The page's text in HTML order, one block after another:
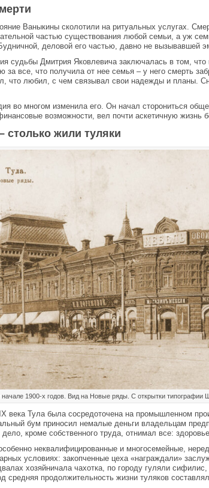
Ваныкины сколотили на ритуальных услугах.
частью существования любой семьи, а уж
деловой его частью, давно не вызывавшей
судьбы Дмитрия Яковлевича заключалась в том,
за все, что получила от нее семья – у него смерть
что любил, с чем связывал свои надежды и планы.
во многом изменила его. Он начал сторониться
возможности, вел почти аскетичную жизнь
столько жили туляки
начале 1900-х годов. Вид на Новые ряды. С открытки типографии
века Тула была сосредоточена на промышленном
бум приносил немалые деньги владельцам
дело, кроме собственного труда, отнимал все:
неквалифицированные и многосемейные,
условиях: закопченные цеха «награждали»
хозяйничала чахотка, по городу гуляли
средняя продолжительность жизни туляков